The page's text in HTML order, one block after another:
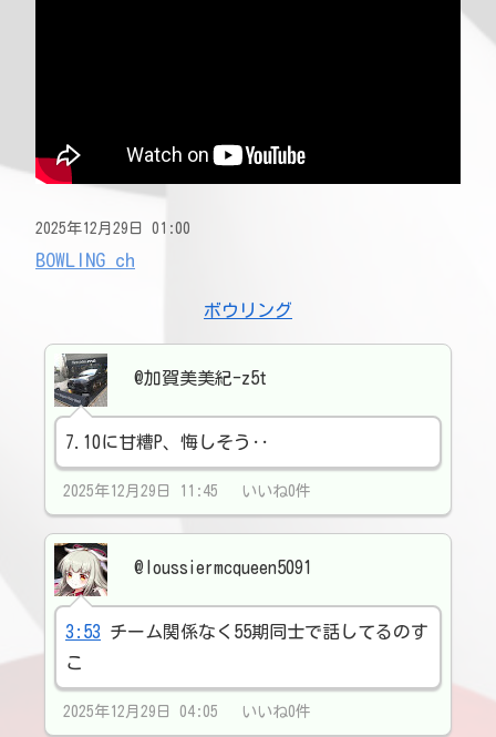
2025年12月29日 01:00
BOWLING ch
ボウリング
@加賀美美紀-z5t
7.10に甘糟P、悔しそう‥
2025年12月29日 11:45 いいね0件
@loussiermcqueen5091
3:53 チーム関係なく55期同士で話してるのす
こ
2025年12月29日 04:05 いいね0件